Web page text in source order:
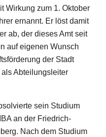
Wirkung zum 1. Oktober
ernannt. Er löst damit
ab, der dieses Amt seit
auf eigenen Wunsch
der Stadt
Abteilungsleiter
sein Studium
an der Friedrich-
Nach dem Studium